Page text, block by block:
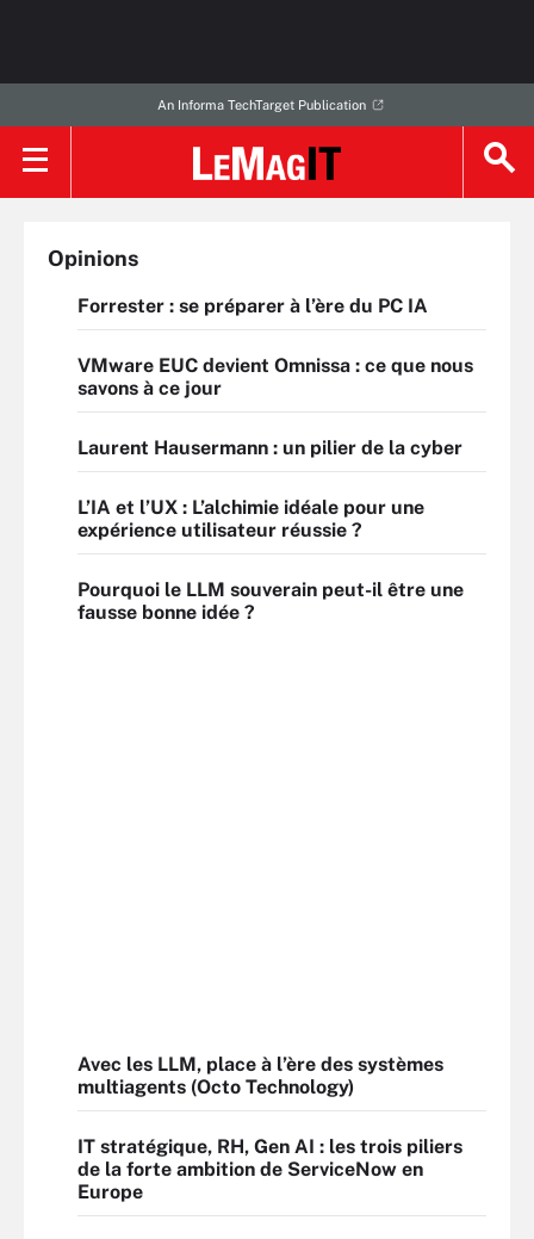
An Informa TechTarget Publication
Opinions
Forrester : se préparer à l’ère du PC IA
VMware EUC devient Omnissa : ce que nous
savons à ce jour
Laurent Hausermann : un pilier de la cyber
L’IA et l’UX : L’alchimie idéale pour une
expérience utilisateur réussie ?
Pourquoi le LLM souverain peut-il être une
fausse bonne idée ?
Avec les LLM, place à l’ère des systèmes
multiagents (Octo Technology)
IT stratégique, RH, Gen AI : les trois piliers
de la forte ambition de ServiceNow en
Europe